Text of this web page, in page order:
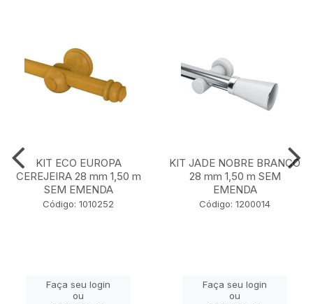
KIT ECO EUROPA
CEREJEIRA 28 mm 1,50 m
SEM EMENDA
Código: 1010252
Faça seu login
ou
KIT JADE NOBRE BRANCO
28 mm 1,50 m SEM
EMENDA
Código: 1200014
Faça seu login
ou